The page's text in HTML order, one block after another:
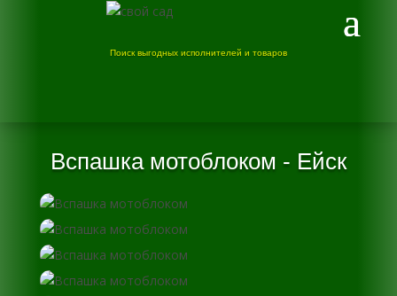
Поиск выгодных исполнителей и товаров
Вспашка мотоблоком - Ейск